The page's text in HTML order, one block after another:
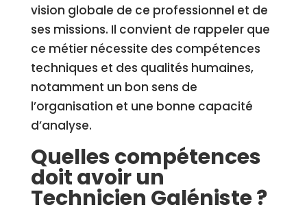
vision globale de ce professionnel et de
ses missions. Il convient de rappeler que
ce métier nécessite des compétences
techniques et des qualités humaines,
notamment un bon sens de
l’organisation et une bonne capacité
d’analyse.
Quelles compétences
doit avoir un
Technicien Galéniste ?